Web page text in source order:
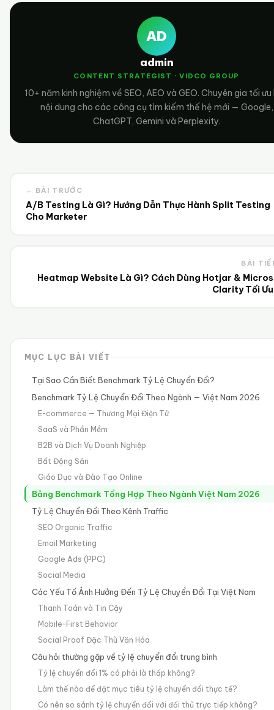
AD
admin
CONTENT STRATEGIST · VIDCO GROUP
10+ năm kinh nghiệm về SEO, AEO và GEO. Chuyên gia tối ưu
nội dung cho các công cụ tìm kiếm thế hệ mới — Google,
ChatGPT, Gemini và Perplexity.
← BÀI TRƯỚC
A/B Testing Là Gì? Hướng Dẫn Thực Hành Split Testing
Cho Marketer
BÀI
Heatmap Website Là Gì? Cách Dùng Hotjar &
Clarity Tối Ưu
MỤC LỤC BÀI VIẾT
Tại Sao Cần Biết Benchmark Tỷ Lệ Chuyển Đổi?
Benchmark Tỷ Lệ Chuyển Đổi Theo Ngành — Việt Nam 2026
E-commerce — Thương Mại Điện Tử
SaaS và Phần Mềm
B2B và Dịch Vụ Doanh Nghiệp
Bất Động Sản
Giáo Dục và Đào Tạo Online
Bảng Benchmark Tổng Hợp Theo Ngành Việt Nam 2026
Tỷ Lệ Chuyển Đổi Theo Kênh Traffic
SEO Organic Traffic
Email Marketing
Google Ads (PPC)
Social Media
Các Yếu Tố Ảnh Hưởng Đến Tỷ Lệ Chuyển Đổi Tại Việt Nam
Thanh Toán và Tin Cậy
Mobile-First Behavior
Social Proof Đặc Thù Văn Hóa
Câu hỏi thường gặp về tỷ lệ chuyển đổi trung bình
Tỷ lệ chuyển đổi 1% có phải là thấp không?
Làm thế nào để đặt mục tiêu tỷ lệ chuyển đổi thực tế?
Có nên so sánh tỷ lệ chuyển đổi với đối thủ trực tiếp không?